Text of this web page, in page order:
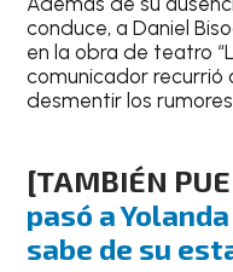
conduce, a Daniel
en la obra de teatro
comunicador recurrió
desmentir los
[TAMBIÉN
pasó a
sabe de su